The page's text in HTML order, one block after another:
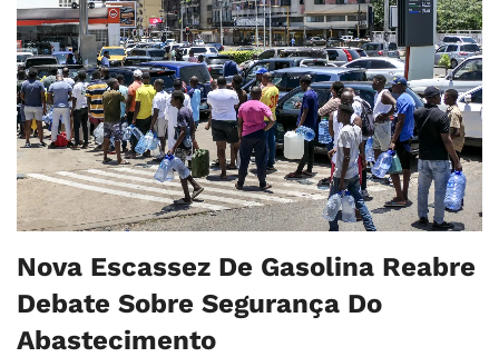
Nova Escassez De Gasolina Reabre
Debate Sobre Segurança Do
Abastecimento